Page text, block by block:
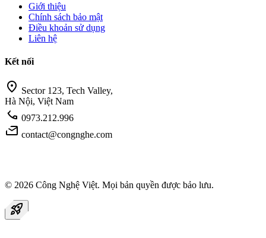
Giới thiệu
Chính sách bảo mật
Điều khoản sử dụng
Liên hệ
Kết nối
location_on Sector 123, Tech Valley,
Hà Nội, Việt Nam
call 0973.212.996
mail contact@congnghe.com
© 2026 Công Nghệ Việt. Mọi bản quyền được bảo lưu.
rocket_launch